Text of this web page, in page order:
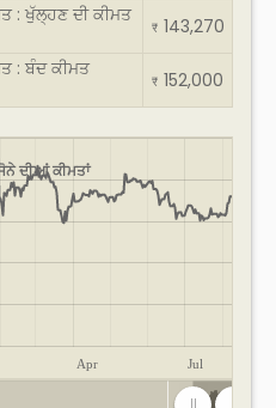
: ਖੁੱਲ੍ਹਣ ਦੀ ਕੀਮਤ
₹ 143,270
: ਬੰਦ ਕੀਮਤ
₹ 152,000
ਦੀਆਂ ਕੀਮਤਾਂ
Apr Jul